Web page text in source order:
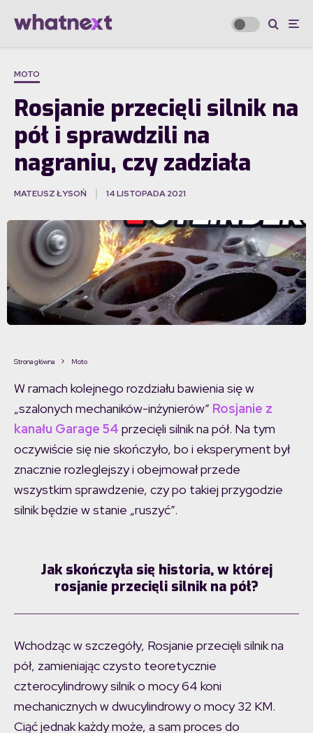
MOTO
Rosjanie przecięli silnik na
pół i sprawdzili na
nagraniu, czy zadziała
MATEUSZ ŁYSOŃ 14 LISTOPADA 2021
Strona główna Moto
W ramach kolejnego rozdziału bawienia się w
„szalonych mechaników-inżynierów” Rosjanie z
kanału Garage 54 przecięli silnik na pół. Na tym
oczywiście się nie skończyło, bo i eksperyment był
znacznie rozleglejszy i obejmował przede
wszystkim sprawdzenie, czy po takiej przygodzie
silnik będzie w stanie „ruszyć”.
Jak skończyła się historia, w której
rosjanie przecięli silnik na pół?
Wchodząc w szczegóły, Rosjanie przecięli silnik na
pół, zamieniając czysto teoretycznie
czterocylindrowy silnik o mocy 64 koni
mechanicznych w dwucylindrowy o mocy 32 KM.
Ciąć jednak każdy może, a sam proces do